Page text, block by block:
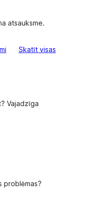
atsauksme.
Skatīt visas
Vajadzīga
problēmas?